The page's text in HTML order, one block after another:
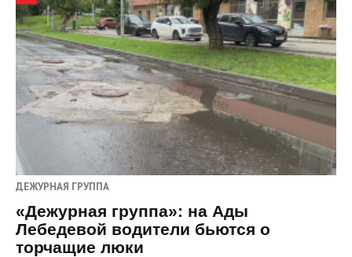
ДЕЖУРНАЯ ГРУППА
«Дежурная группа»: на Ады
Лебедевой водители бьются о
торчащие люки